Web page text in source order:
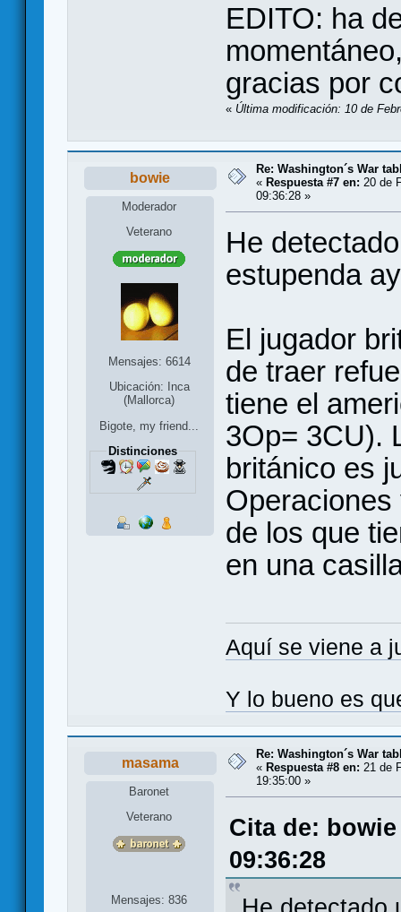
EDITO: ha
gracias por
« Última modificación: 10 de
bowie
Moderador
Veterano
Mensajes: 6614
Ubicación: Inca
(Mallorca)
Bigote, my friend...
Distinciones
Re: Washington´s War
« Respuesta #7 en: 20 de
09:36:28 »
He
estupenda
El jugador
de traer
tiene el
3Op= 3CU).
británico es
de los que
en una
Aquí se viene a
Y lo bueno es
masama
Baronet
Veterano
Mensajes: 836
Re: Washington´s War
« Respuesta #8 en: 21 de
19:35:00 »
Cita de:
09:36:28